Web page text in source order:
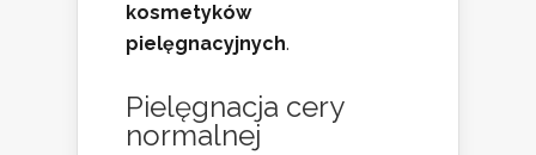
kosmetyków
pielęgnacyjnych.
Pielęgnacja cery
normalnej